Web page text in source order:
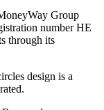
Group
number ΗΕ
through its
design is a